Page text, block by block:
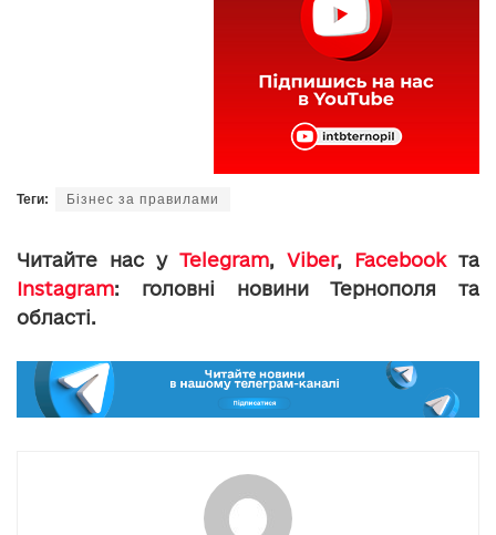
Теги: Бізнес за правилами
Читайте нас у Telegram, Viber, Facebookта
Instagram: головні новини Тернополя та
області.